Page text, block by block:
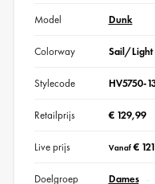
Model Dunk
Colorway Sail/
Stylecode HV5750-
Retailprijs € 129,99
Live prijs Vanaf€ 121
Doelgroep Dames